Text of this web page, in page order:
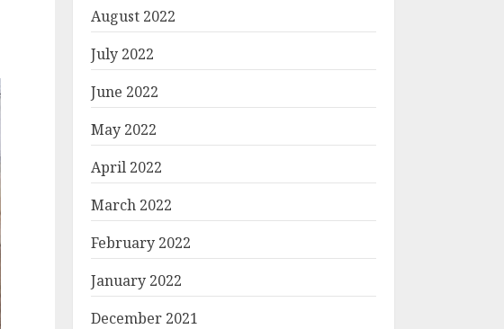
August 2022
July 2022
June 2022
May 2022
April 2022
March 2022
February 2022
January 2022
December 2021